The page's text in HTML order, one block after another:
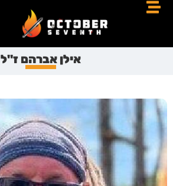
אילן אברהם ז"ל